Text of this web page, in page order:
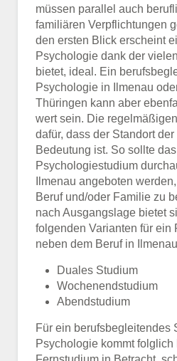
müssen parallel auch
familiären Verpflichtungen
den ersten Blick erscheint
Psychologie dank der
bietet, ideal. Ein
Psychologie in Ilmenau
Thüringen kann aber
wert sein. Die
dafür, dass der Standort
Bedeutung ist. So sollte
Psychologiestudium
Ilmenau angeboten
Beruf und/oder Familie zu
nach Ausgangslage bietet
folgenden Varianten für ein
neben dem Beruf in
Duales Studium
Wochenendstudium
Abendstudium
Für ein berufsbegleitendes
Psychologie kommt